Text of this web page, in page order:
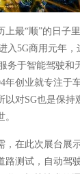
最“顺”的日子
入5G商用元年
务于智能驾驶
年创业就专注
对SG也是保
在此次展台展
路测试，自动